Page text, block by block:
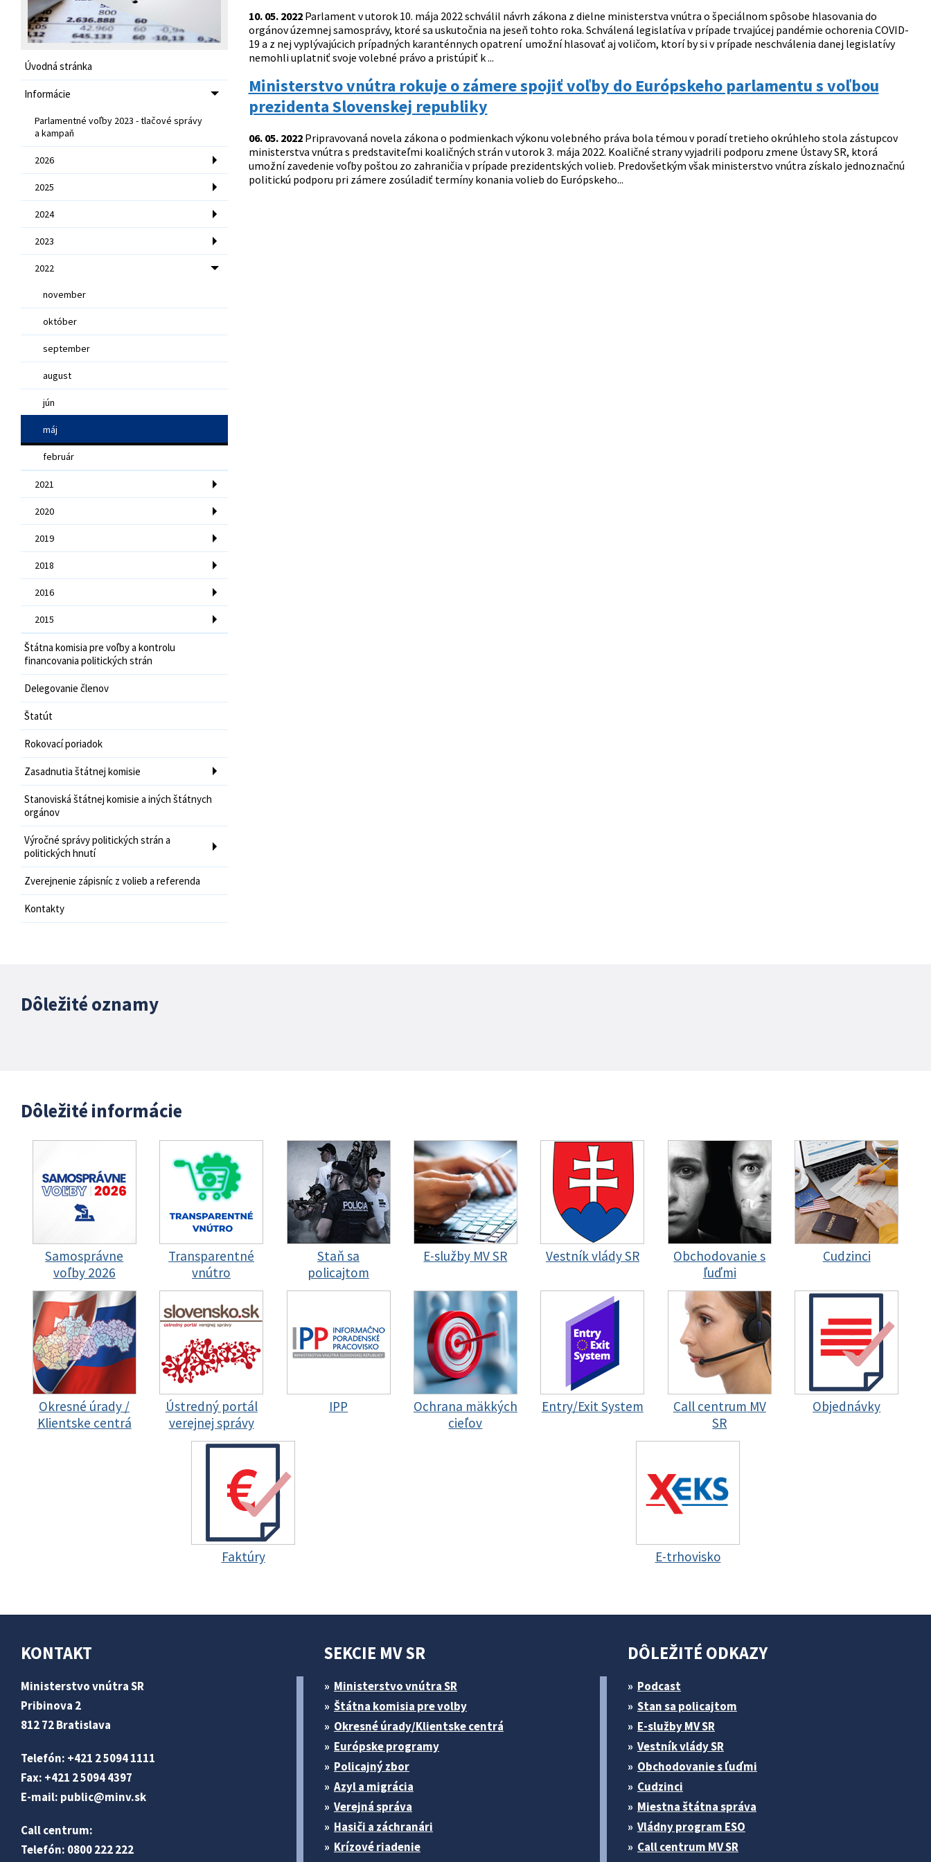
Úvodná stránka
Informácie
Parlamentné voľby 2023 - tlačové správy
a kampaň
2026
2025
2024
2023
2022
november
október
september
august
jún
máj
február
2021
2020
2019
2018
2016
2015
Štátna komisia pre voľby a kontrolu
financovania politických strán
Delegovanie členov
Štatút
Rokovací poriadok
Zasadnutia štátnej komisie
Stanoviská štátnej komisie a iných štátnych
orgánov
Výročné správy politických strán a
politických hnutí
Zverejnenie zápisníc z volieb a referenda
Kontakty
10. 05. 2022Parlament v utorok 10. mája 2022 schválil návrh zákona z dielne ministerstva vnútra o špeciálnom spôsobe hlasovania do
orgánov územnej samosprávy, ktoré sa uskutočnia na jeseň tohto roka. Schválená legislatíva v prípade trvajúcej pandémie ochorenia COVID-
19 a z nej vyplývajúcich prípadných karanténnych opatrení umožní hlasovať aj voličom, ktorí by si v prípade neschválenia danej legislatívy
nemohli uplatniť svoje volebné právo a pristúpiť k ...
Ministerstvo vnútra rokuje o zámere spojiť voľby do Európskeho parlamentu s voľbou
prezidenta Slovenskej republiky
06. 05. 2022Pripravovaná novela zákona o podmienkach výkonu volebného práva bola témou v poradí tretieho okrúhleho stola zástupcov
ministerstva vnútra s predstaviteľmi koaličných strán v utorok 3. mája 2022. Koaličné strany vyjadrili podporu zmene Ústavy SR, ktorá
umožní zavedenie voľby poštou zo zahraničia v prípade prezidentských volieb. Predovšetkým však ministerstvo vnútra získalo jednoznačnú
politickú podporu pri zámere zosúladiť termíny konania volieb do Európskeho...
Dôležité oznamy
Dôležité informácie
Samosprávne
voľby 2026
Transparentné
vnútro
Staň sa
policajtom
E-služby MV SR Vestník vlády SR
Obchodovanie s
ľuďmi
Cudzinci
Okresné úrady /
Klientske centrá
Ústredný portál
verejnej správy
IPP
Ochrana mäkkých
cieľov
Entry/Exit System
Call centrum MV
SR
Objednávky
Faktúry E-trhovisko
KONTAKT
Ministerstvo vnútra SR
Pribinova 2
812 72 Bratislava
Telefón: +421 2 5094 1111
Fax: +421 2 5094 4397
E-mail: public@minv.sk
Call centrum:
Telefón: 0800 222 222
SEKCIE MV SR
Ministerstvo vnútra SR
Štátna komisia pre volby
Okresné úrady/Klientske centrá
Európske programy
Policajný zbor
Azyl a migrácia
Verejná správa
Hasiči a záchranári
Krízové riadenie
DÔLEŽITÉ ODKAZY
Podcast
Stan sa policajtom
E-služby MV SR
Vestník vlády SR
Obchodovanie s ľuďmi
Cudzinci
Miestna štátna správa
Vládny program ESO
Call centrum MV SR